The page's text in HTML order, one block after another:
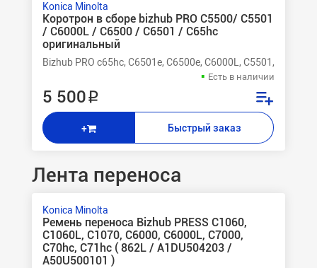
Konica Minolta
Коротрон в сборе bizhub PRO С5500/ C5501
/ C6000L / C6500 / C6501 / C65hc
оригинальный
Bizhub PRO c65hc, C6501e, C6500e, C6000L, C5501, C5500
Есть в наличии
5 500 ₽
+ Быстрый заказ
Лента переноса
Konica Minolta
Ремень переноса Bizhub PRESS C1060,
C1060L, C1070, C6000, C6000L, C7000,
C70hc, C71hc ( 862L / A1DU504203 /
A50U500101 )